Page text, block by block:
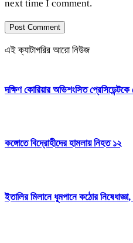
next time I comment.
এই ক্যাটাগরির আরো নিউজ
দক্ষিণ কোরিয়ার অভিশংসিত
কঙ্গোতে বিদ্রোহীদের হামলায় নিহত ১২
ইতালির মিলানে ধূমপানে কঠোর